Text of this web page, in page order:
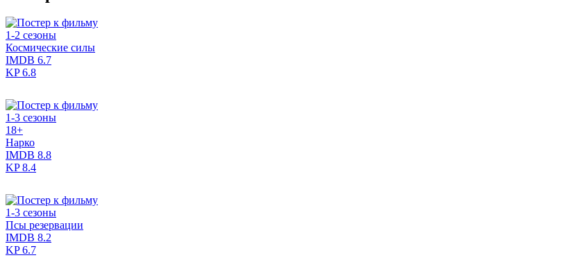
1-2 сезоны
Космические силы
IMDB 6.7
KP6.8
1-3 сезоны
18+
Нарко
IMDB 8.8
KP8.4
1-3 сезоны
Псы резервации
IMDB 8.2
KP6.7